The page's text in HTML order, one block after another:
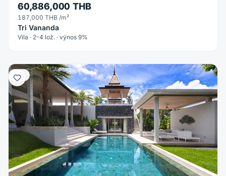
60,886,000 THB
187,000 THB /m²
Tri Vananda
Vila · 2-4 lož. · výnos 9%
Vila